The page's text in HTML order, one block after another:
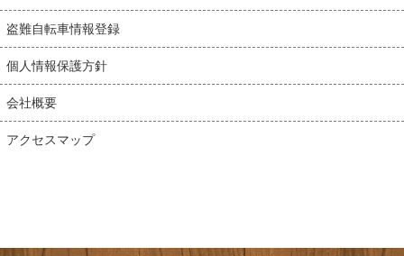
盗難自転車情報登録
個人情報保護方針
会社概要
アクセスマップ